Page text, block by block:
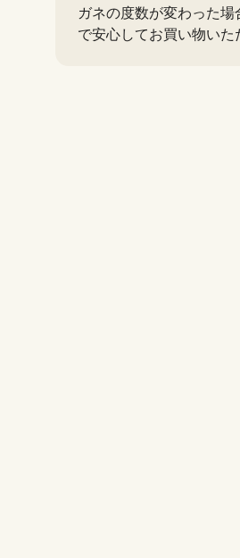
ガネの度数が変わった
で安心してお買い物いた